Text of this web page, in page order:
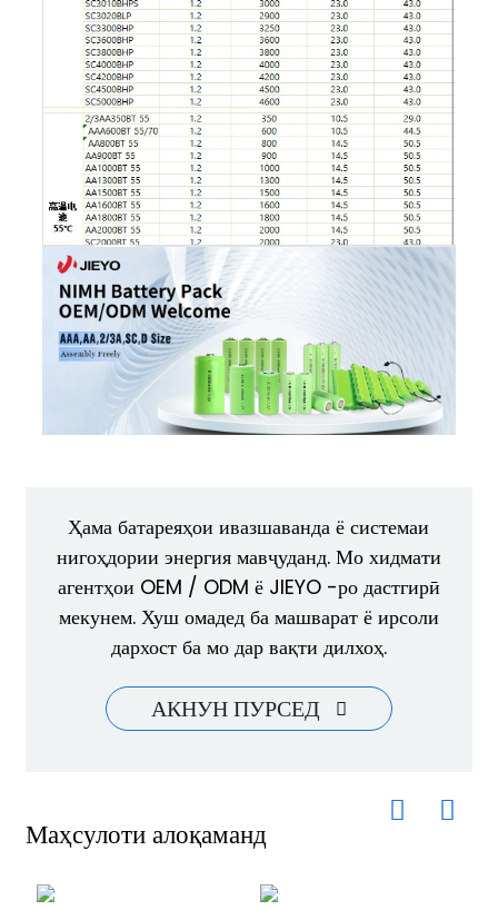
Ҳама батареяҳои ивазшаванда ё системаи
нигоҳдории энергия мавҷуданд. Мо хидмати
агентҳои OEM / ODM ё JIEYO -ро дастгирӣ
мекунем. Хуш омадед ба машварат ё ирсоли
дархост ба мо дар вақти дилхоҳ.
АКНУН ПУРСЕД
Маҳсулоти алоқаманд